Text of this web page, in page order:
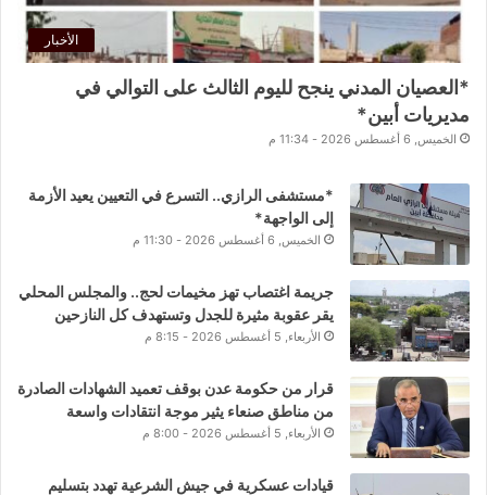
الأخبار
*العصيان المدني ينجح لليوم الثالث على التوالي في
مديريات أبين*
الخميس, 6 أغسطس 2026 - 11:34 م
*مستشفى الرازي.. التسرع في التعيين يعيد الأزمة
إلى الواجهة*
الخميس, 6 أغسطس 2026 - 11:30 م
جريمة اغتصاب تهز مخيمات لحج.. والمجلس المحلي
يقر عقوبة مثيرة للجدل وتستهدف كل النازحين
الأربعاء, 5 أغسطس 2026 - 8:15 م
قرار من حكومة عدن بوقف تعميد الشهادات الصادرة
من مناطق صنعاء يثير موجة انتقادات واسعة
الأربعاء, 5 أغسطس 2026 - 8:00 م
قيادات عسكرية في جيش الشرعية تهدد بتسليم